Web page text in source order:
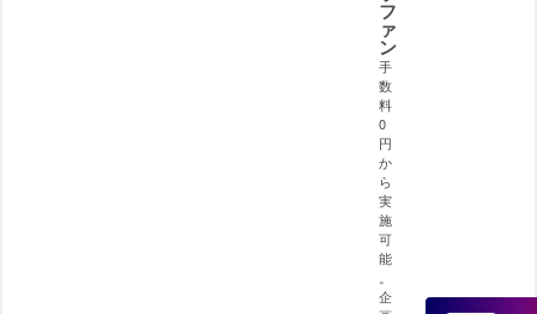
フ
ァ
ン
手
数
料
0
円
か
ら
実
施
可
能
企